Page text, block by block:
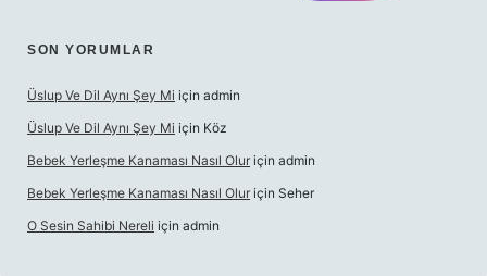
SON YORUMLAR
Üslup Ve Dil Aynı Şey Mi için admin
Üslup Ve Dil Aynı Şey Mi için Köz
Bebek Yerleşme Kanaması Nasıl Olur için admin
Bebek Yerleşme Kanaması Nasıl Olur için Seher
O Sesin Sahibi Nereli için admin